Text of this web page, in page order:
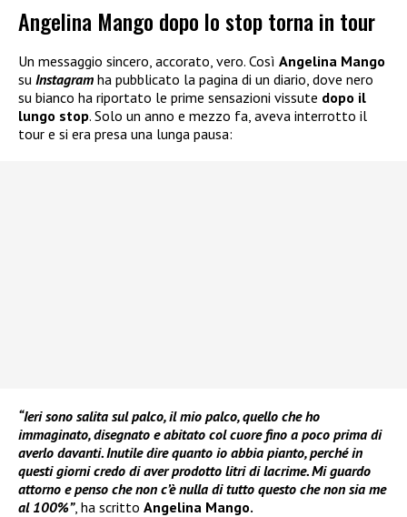
Angelina Mango dopo lo stop torna in tour
Un messaggio sincero, accorato, vero. Così Angelina Mango
su Instagram ha pubblicato la pagina di un diario, dove nero
su bianco ha riportato le prime sensazioni vissute dopo il
lungo stop. Solo un anno e mezzo fa, aveva interrotto il
tour e si era presa una lunga pausa:
“Ieri sono salita sul palco, il mio palco, quello che ho
immaginato, disegnato e abitato col cuore fino a poco prima di
averlo davanti. Inutile dire quanto io abbia pianto, perché in
questi giorni credo di aver prodotto litri di lacrime. Mi guardo
attorno e penso che non c’è nulla di tutto questo che non sia me
al 100%”, ha scritto Angelina Mango.